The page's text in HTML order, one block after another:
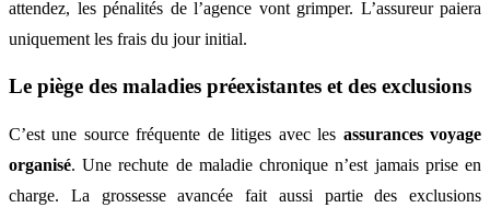
attendez, les pénalités de l’agence vont grimper. L’assureur paiera
uniquement les frais du jour initial.
Le piège des maladies préexistantes et des exclusions
C’est une source fréquente de litiges avec les assurances voyage
organisé. Une rechute de maladie chronique n’est jamais prise en
charge. La grossesse avancée fait aussi partie des exclusions